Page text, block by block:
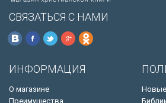
СВЯЗАТЬСЯ С НАМИ
ИНФОРМАЦИЯ
О магазине
Преимущества
Новые